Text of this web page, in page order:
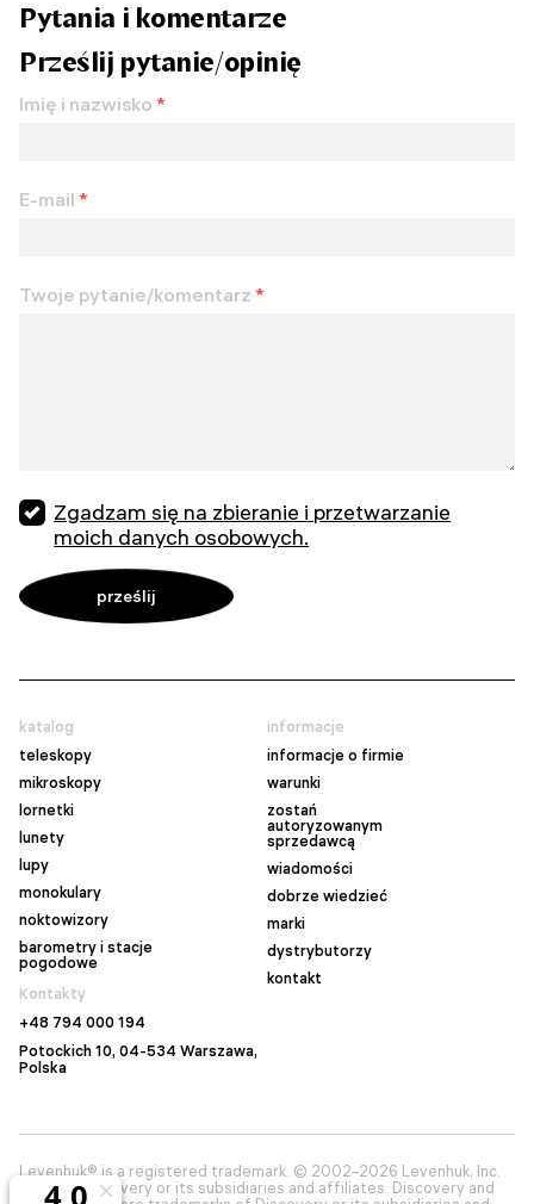
Pytania i komentarze
Prześlij pytanie/opinię
Imię i nazwisko *
E-mail *
Twoje pytanie/komentarz *
Zgadzam się na zbieranie i przetwarzanie
moich danych osobowych.
katalog
teleskopy
mikroskopy
lornetki
lunety
lupy
monokulary
noktowizory
barometry i stacje
pogodowe
informacje
informacje o firmie
warunki
zostań
autoryzowanym
sprzedawcą
wiadomości
dobrze wiedzieć
marki
dystrybutorzy
kontakt
Kontakty
+48 794 000 194
Potockich 10, 04-534 Warszawa,
Polska
Levenhuk® is a registered trademark. © 2002–2026 Levenhuk, Inc.
© 2026 Discovery or its subsidiaries and affiliates. Discovery and